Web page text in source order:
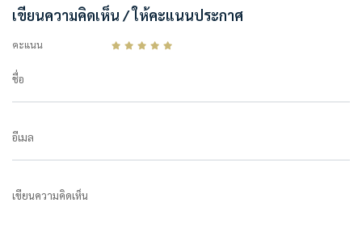
เขียนความคิดเห็น / ให้คะแนนประกาศ
คะแนน
ชื่อ
อีเมล
เขียนความคิดเห็น